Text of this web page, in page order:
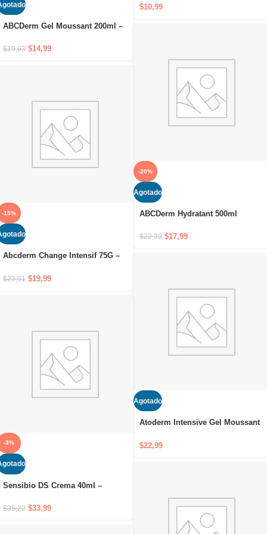
reparador
$10,99
ABCDerm Gel Moussant 200ml –
que respeta la piel de los bebés
$19,03 $14,99
-20%
Agotado
ABCDerm Hydratant 500ml
$22,39 $17,99
-15%
Abcderm Change Intensif 75G –
dermatitis del pañal
$23,51 $19,99
Agotado
Atoderm Intensive Gel Moussant
acción purificante y antiprurito
$22,99
-3%
Sensibio DS Crema 40ml –
enrojecimiento y la descamación
$35,22 $33,99